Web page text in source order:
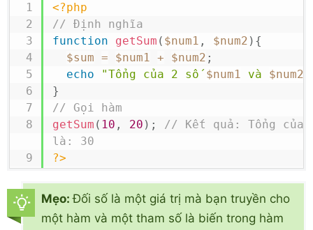
<?php
// Định nghĩa
function
getSum ( $num1 , $num2 ) {
$sum = $num1 + $num2 ;
echo
"Tổng của 2 số $num1 và $num2
}
// Gọi hàm
getSum ( 10 , 20 ) ;
// Kết quả: Tổng của
là: 30
?>
Mẹo:Đối số là một giá trị mà bạn truyền cho
một hàm và một tham số là biến trong hàm